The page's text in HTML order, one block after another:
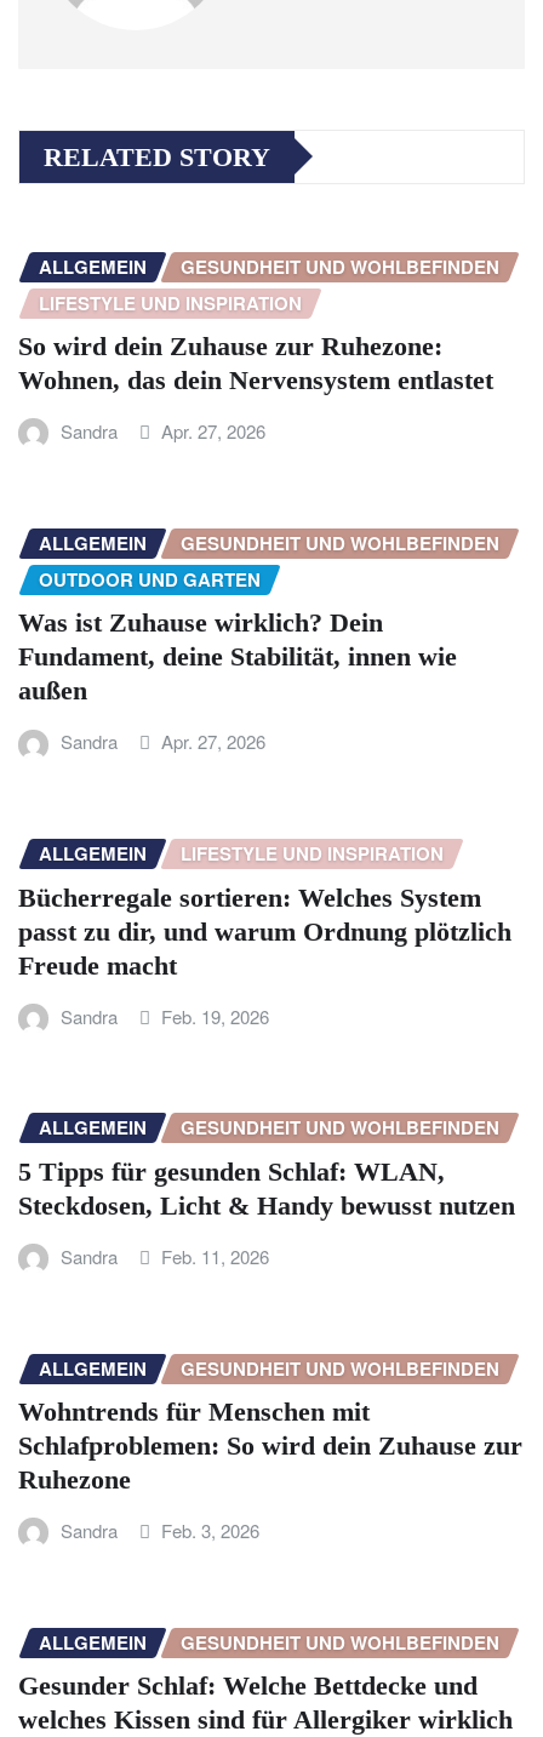
RELATED STORY
ALLGEMEIN
GESUNDHEIT UND WOHLBEFINDEN
LIFESTYLE UND INSPIRATION
So wird dein Zuhause zur Ruhezone:
Wohnen, das dein Nervensystem entlastet
Sandra Apr. 27, 2026
ALLGEMEIN
GESUNDHEIT UND WOHLBEFINDEN
OUTDOOR UND GARTEN
Was ist Zuhause wirklich? Dein
Fundament, deine Stabilität, innen wie
außen
Sandra Apr. 27, 2026
ALLGEMEIN LIFESTYLE UND INSPIRATION
Bücherregale sortieren: Welches System
passt zu dir, und warum Ordnung plötzlich
Freude macht
Sandra Feb. 19, 2026
ALLGEMEIN GESUNDHEIT UND WOHLBEFINDEN
5 Tipps für gesunden Schlaf: WLAN,
Steckdosen, Licht & Handy bewusst nutzen
Sandra Feb. 11, 2026
ALLGEMEIN GESUNDHEIT UND WOHLBEFINDEN
Wohntrends für Menschen mit
Schlafproblemen: So wird dein Zuhause zur
Ruhezone
Sandra Feb. 3, 2026
ALLGEMEIN GESUNDHEIT UND WOHLBEFINDEN
Gesunder Schlaf: Welche Bettdecke und
welches Kissen sind für Allergiker wirklich